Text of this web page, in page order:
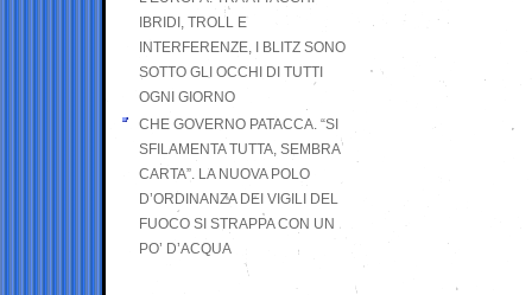
IBRIDI, TROLL E
INTERFERENZE, I BLITZ SONO
SOTTO GLI OCCHI DI TUTTI
OGNI GIORNO
CHE GOVERNO PATACCA. “SI
SFILAMENTA TUTTA, SEMBRA
CARTA”. LA NUOVA POLO
D’ORDINANZA DEI VIGILI DEL
FUOCO SI STRAPPA CON UN
PO’ D’ACQUA